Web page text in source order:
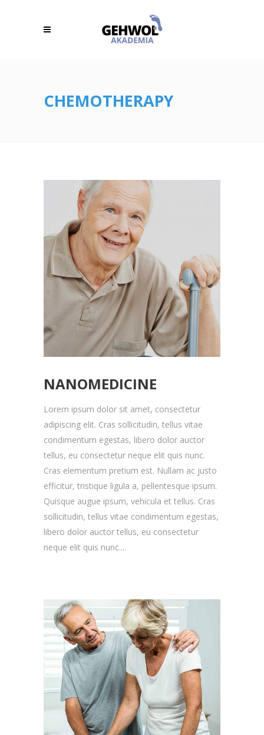
CHEMOTHERAPY
NANOMEDICINE
Lorem ipsum dolor sit amet, consectetur
adipiscing elit. Cras sollicitudin, tellus vitae
condimentum egestas, libero dolor auctor
tellus, eu consectetur neque elit quis nunc.
Cras elementum pretium est. Nullam ac justo
efficitur, tristique ligula a, pellentesque ipsum.
Quisque augue ipsum, vehicula et tellus. Cras
sollicitudin, tellus vitae condimentum egestas,
libero dolor auctor tellus, eu consectetur
neque elit quis nunc....